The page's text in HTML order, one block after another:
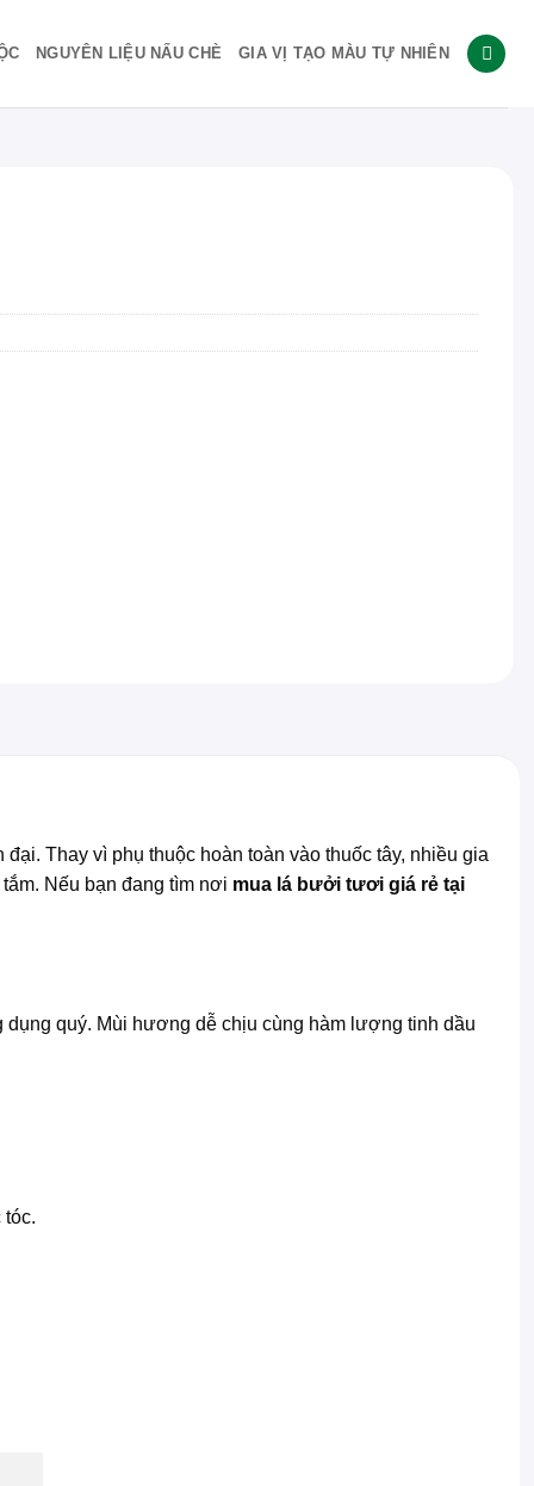
NGUYÊN LIỆU NẤU CHÈ GIA VỊ TẠO MÀU TỰ NHIÊN
Thay vì phụ thuộc hoàn toàn vào thuốc tây, nhiều gia
Nếu bạn đang tìm nơi mua lá bưởi tươi giá rẻ tại
quý. Mùi hương dễ chịu cùng hàm lượng tinh dầu
tóc.